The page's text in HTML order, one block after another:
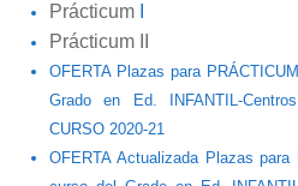
Prácticum
Prácticum II
OFERTA Plazas para
Grado en Ed. INFANTIL-
CURSO 2020-21
OFERTA Actualizada Plazas